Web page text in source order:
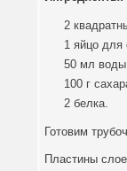
2
1 яйцо для
50 мл воды
100 г
2 белка.
Готовим
Пластины